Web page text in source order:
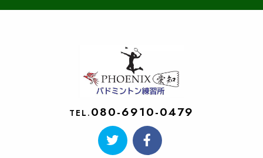
TEL. 080-6910-0479